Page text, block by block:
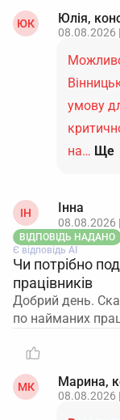
ЮК Юлія,
08.08.2026
умову
на… Ще
ІН Інна
08.08.2026
ВІДПОВІДЬ НАДАНО
Є відповідь АІ
Чи потрібно
працівників
Добрий день.
по найманих
МК Марина,
08.08.2026